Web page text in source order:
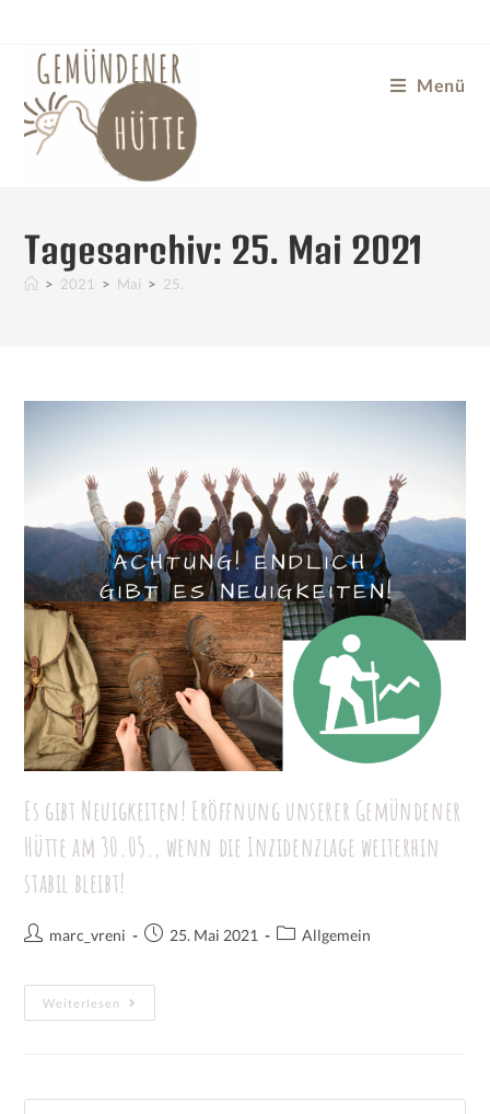
Menü
Tagesarchiv: 25. Mai 2021
> 2021 > Mai > 25.
Es gibt Neuigkeiten! Eröffnung unserer Gemündener
Hütte am 30.05., wenn die Inzidenzlage weiterhin
stabil bleibt!
marc_vreni 25. Mai 2021 Allgemein
Weiterlesen